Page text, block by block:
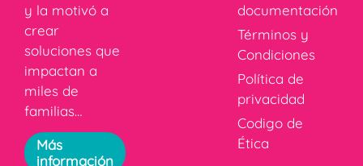
y la motivó a
crear
soluciones que
impactan a
miles de
familias…
Más
información
documentación
Términos y
Condiciones
Política de
privacidad
Codigo de
Ética